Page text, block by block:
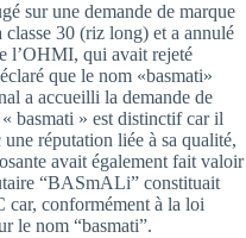
sur une demande de marque
30 (riz long) et a annulé
l’OHMI, qui avait rejeté
que le nom «basmati»
a accueilli la demande de
basmati » est distinctif car il
réputation liée à sa qualité,
avait également fait valoir
“BASmALi” constituait
conformément à la loi
le nom “basmati”.